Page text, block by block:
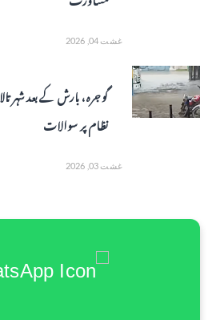
غشت 04, 2026
گوجرہ، بارش کے بعد شہر
نظام پر سوالات
غشت 03, 2026